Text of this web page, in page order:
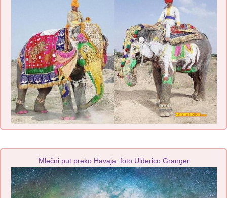
Mlečni put preko Havaja: foto Ulderico Granger